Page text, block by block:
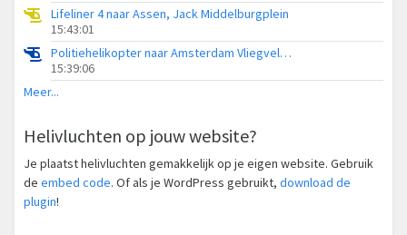
Lifeliner 4 naar Assen, Jack Middelburgplein
15:43:01
Politiehelikopter naar Amsterdam Vliegveld Schiphol
15:39:06
Meer...
Helivluchten op jouw website?
Je plaatst helivluchten gemakkelijk op je eigen website. Gebruik
de embed code. Of als je WordPress gebruikt, download de
plugin!